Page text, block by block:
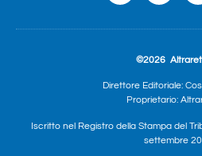
©2026
Direttore Editoriale:
Proprietario:
Iscritto nel Registro della Stampa del
settembre